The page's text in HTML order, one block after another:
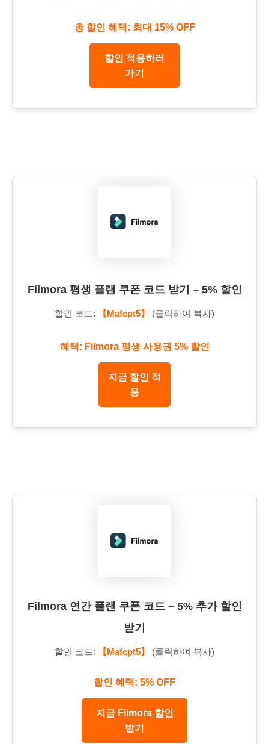
총 할인 혜택: 최대 15% OFF
할인 적용하러
가기
Filmora 평생 플랜 쿠폰 코드 받기 – 5% 할인
할인 코드: 【Mafcpt5】 (클릭하여 복사)
혜택: Filmora 평생 사용권 5% 할인
지금 할인 적
용
Filmora 연간 플랜 쿠폰 코드 – 5% 추가 할인
받기
할인 코드: 【Mafcpt5】 (클릭하여 복사)
할인 혜택: 5% OFF
지금 Filmora 할인
받기